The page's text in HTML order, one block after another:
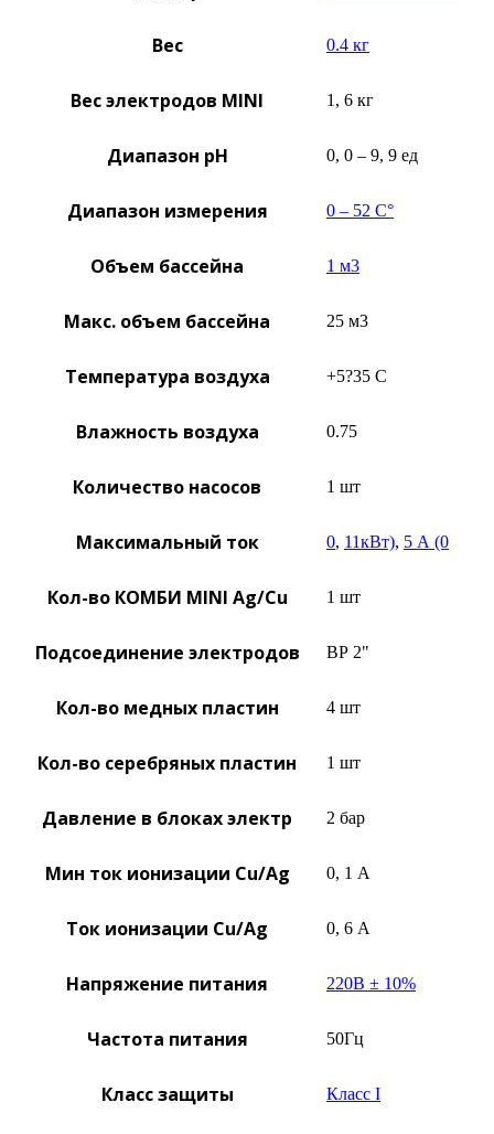
Вес 0.4 кг
Вес электродов MINI 1, 6 кг
Диапазон рН 0, 0 – 9, 9 ед
Диапазон измерения 0 – 52 С°
Объем бассейна 1 м3
Макс. объем бассейна 25 м3
Температура воздуха +5?35 C
Влажность воздуха 0.75
Количество насосов 1 шт
Максимальный ток 0, 11кВт), 5 А (0
Кол-во КОМБИ MINI Ag/Cu 1 шт
Подсоединение электродов ВР 2"
Кол-во медных пластин 4 шт
Кол-во серебряных пластин 1 шт
Давление в блоках электр 2 бар
Мин ток ионизации Cu/Ag 0, 1 А
Ток ионизации Cu/Ag 0, 6 А
Напряжение питания 220В ± 10%
Частота питания 50Гц
Класс защиты Класс I